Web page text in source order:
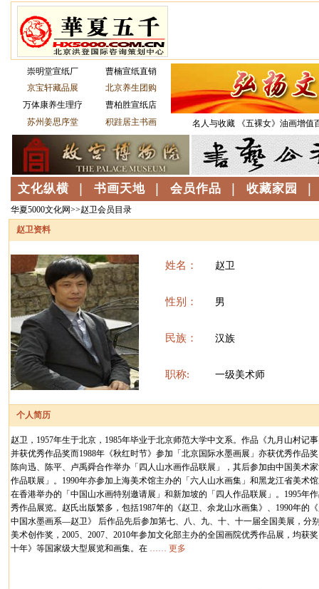
华夏5000文化网>>赵卫会员目录
赵卫资料
姓名： 赵卫
性别： 男
民族： 汉族
职称: 一级美术师
个人简历
赵卫，1957年生于北京，1985年毕业于北京师范大学中文系。作品《九月山村记
并获优秀作品奖而1988年《秋红时节》参加「北京国际水墨画展」亦获优秀作品
陈向迅、陈平、卢禹舜合作举办「四人山水画作品联展」，其后参加由中国美术
作品联展」。1990年亦参加上海美术馆主办的「六人山水画集」和黑龙江省美术
在香港举办的「中国山水画特别邀请展」和新加坡的「四人作品联展」。1995年
秀作品展览。赵氏出版繁多，包括1987年的《赵卫、余龙山水画集》、1990年的
中国水墨画系—赵卫》 后作品先后参加第七、八、九、十、十一届全国美展，分
美术创作奖，2005、2007、2010年参加文化部主办的全国画院优秀作品展，均获
十年》等国家级大型展览和画集。在 …… 更多